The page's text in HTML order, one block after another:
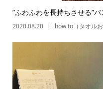
”ふわふわを長持ちさせる”
2020.08.20 how to（タオルお